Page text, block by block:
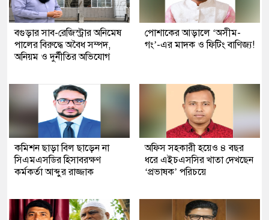
বগুড়ার সাব-রেজিস্ট্রার অনিমেষ
পালের বিরুদ্ধে অবৈধ সম্পদ,
অনিয়ম ও দুর্নীতির অভিযোগ
পোশাকের আড়ালে ‘অসীম-
গং’-এর মাদক ও ফিটিং বাণিজ্য!
কমিশন ছাড়া বিল ছাড়েন না
সিএমএসডির হিসাবরক্ষণ
কর্মকর্তা আব্দুর রাজ্জাক
অফিস সহকারী হয়েও ৪ বছর
ধরে এইচএসসির খাতা দেখছেন
‘প্রভাষক’ পরিচয়ে